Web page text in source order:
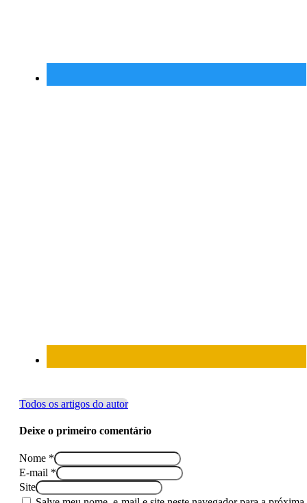
Todos os artigos do autor
Deixe o primeiro comentário
Nome *
E-mail *
Site